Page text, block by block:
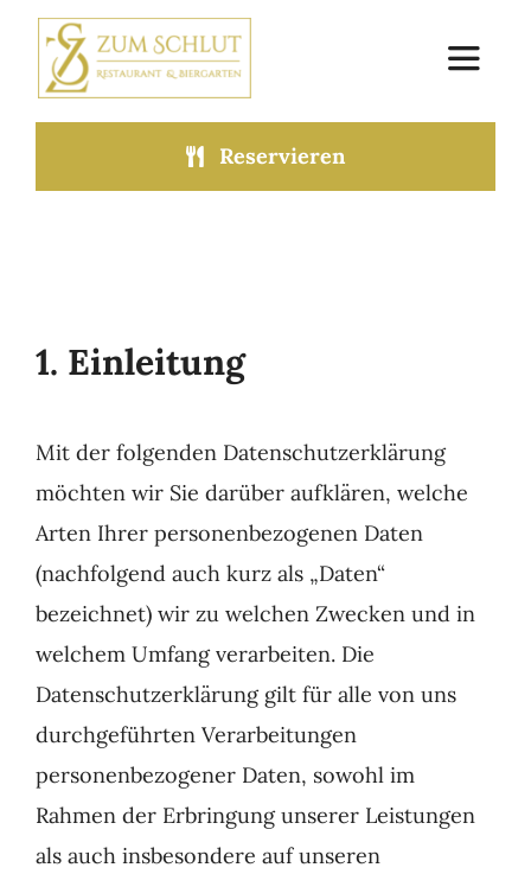
Zum
Inhalt
springen
Toggle
Über uns
Reservieren
1. Einleitung
Mit der folgenden Datenschutzerklärung
möchten wir Sie darüber aufklären, welche
Arten Ihrer personenbezogenen Daten
(nachfolgend auch kurz als „Daten“
bezeichnet) wir zu welchen Zwecken und in
welchem Umfang verarbeiten. Die
Datenschutzerklärung gilt für alle von uns
durchgeführten Verarbeitungen
personenbezogener Daten, sowohl im
Rahmen der Erbringung unserer Leistungen
als auch insbesondere auf unseren